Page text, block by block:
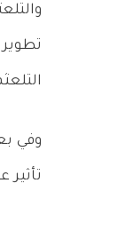
وفي
تأثير